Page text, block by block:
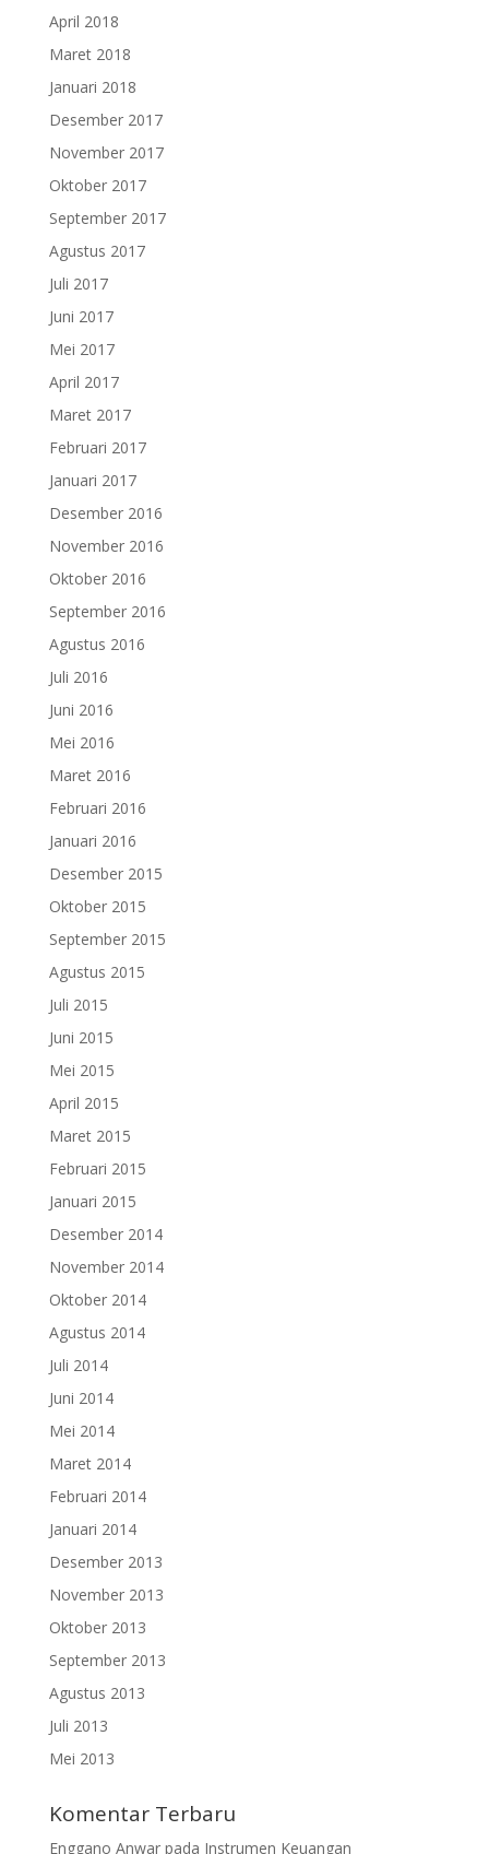
April 2018
Maret 2018
Januari 2018
Desember 2017
November 2017
Oktober 2017
September 2017
Agustus 2017
Juli 2017
Juni 2017
Mei 2017
April 2017
Maret 2017
Februari 2017
Januari 2017
Desember 2016
November 2016
Oktober 2016
September 2016
Agustus 2016
Juli 2016
Juni 2016
Mei 2016
Maret 2016
Februari 2016
Januari 2016
Desember 2015
Oktober 2015
September 2015
Agustus 2015
Juli 2015
Juni 2015
Mei 2015
April 2015
Maret 2015
Februari 2015
Januari 2015
Desember 2014
November 2014
Oktober 2014
Agustus 2014
Juli 2014
Juni 2014
Mei 2014
Maret 2014
Februari 2014
Januari 2014
Desember 2013
November 2013
Oktober 2013
September 2013
Agustus 2013
Juli 2013
Mei 2013
Komentar Terbaru
Enggano Anwarpada Instrumen Keuangan